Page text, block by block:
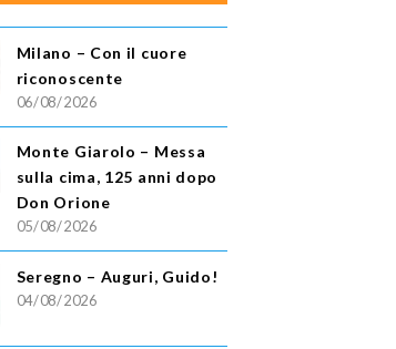
Milano – Con il cuore
riconoscente
06/08/2026
Monte Giarolo – Messa
sulla cima, 125 anni dopo
Don Orione
05/08/2026
Seregno – Auguri, Guido!
04/08/2026